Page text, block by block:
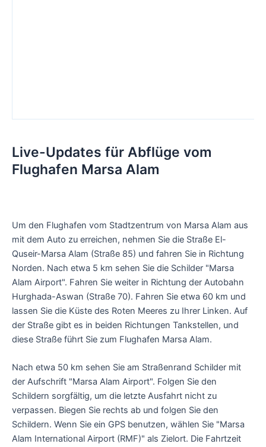
Live-Updates für Abflüge vom
Flughafen Marsa Alam
Um den Flughafen vom Stadtzentrum von Marsa Alam aus
mit dem Auto zu erreichen, nehmen Sie die Straße El-
Quseir-Marsa Alam (Straße 85) und fahren Sie in Richtung
Norden. Nach etwa 5 km sehen Sie die Schilder "Marsa
Alam Airport". Fahren Sie weiter in Richtung der Autobahn
Hurghada-Aswan (Straße 70). Fahren Sie etwa 60 km und
lassen Sie die Küste des Roten Meeres zu Ihrer Linken. Auf
der Straße gibt es in beiden Richtungen Tankstellen, und
diese Straße führt Sie zum Flughafen Marsa Alam.
Nach etwa 50 km sehen Sie am Straßenrand Schilder mit
der Aufschrift "Marsa Alam Airport". Folgen Sie den
Schildern sorgfältig, um die letzte Ausfahrt nicht zu
verpassen. Biegen Sie rechts ab und folgen Sie den
Schildern. Wenn Sie ein GPS benutzen, wählen Sie "Marsa
Alam International Airport (RMF)" als Zielort. Die Fahrtzeit